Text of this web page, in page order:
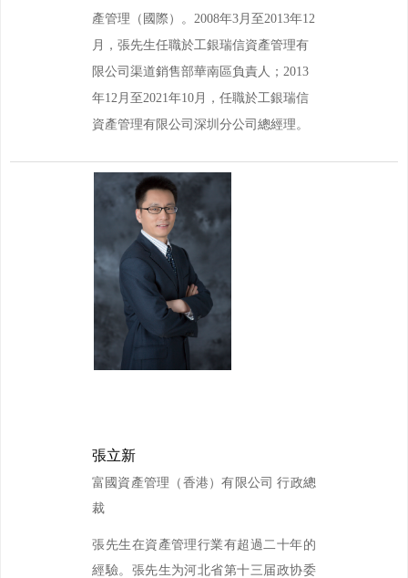
產管理（國際）。2008年3月至2013年12
月，張先生任職於工銀瑞信資產管理有
限公司渠道銷售部華南區負責人；2013
年12月至2021年10月，任職於工銀瑞信
資產管理有限公司深圳分公司總經理。
張立新
富國資產管理（香港）有限公司 行政總
裁
張先生在資產管理行業有超過二十年的
經驗。張先生为河北省第十三届政协委